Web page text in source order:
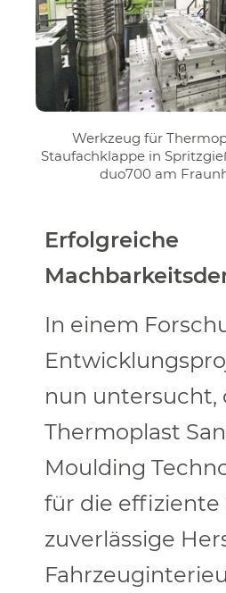
Werkzeug für
Staufachklappe in
duo700 am
Erfolgreiche
In einem
nun untersucht,
Thermoplast
Moulding
für die effiziente
zuverlässige